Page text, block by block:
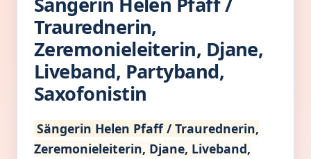
Traurednerin,
Zeremonieleiterin, Djane,
Liveband, Partyband,
Saxofonistin
Sängerin Helen Pfaff / Traurednerin,
Zeremonieleiterin, Djane, Liveband,